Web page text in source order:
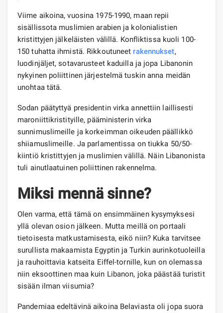
Viime aikoina, vuosina 1975-1990, maan repii
sisällissota muslimien arabien ja kolonialistien
kristittyjen jälkeläisten välillä. Konfliktissa kuoli 100-
150 tuhatta ihmistä. Rikkoutuneet rakennukset,
luodinjäljet, sotavarusteet kaduilla ja jopa Libanonin
nykyinen poliittinen järjestelmä tuskin anna meidän
unohtaa tätä.
Sodan päätyttyä presidentin virka annettiin laillisesti
maroniittikristityille, pääministerin virka
sunnimuslimeille ja korkeimman oikeuden päällikkö
shiiamuslimeille. Ja parlamentissa on tiukka 50/50-
kiintiö kristittyjen ja muslimien välillä. Näin Libanonista
tuli ainutlaatuinen poliittinen rakennelma.
Miksi mennä sinne?
Olen varma, että tämä on ensimmäinen kysymyksesi
yllä olevan osion jälkeen. Mutta meillä on portaali
tietoisesta matkustamisesta, eikö niin? Kuka tarvitsee
surullista makaamista Egyptin ja Turkin aurinkotuoleilla
ja rauhoittavia katseita Eiffel-tornille, kun on olemassa
niin eksoottinen maa kuin Libanon, joka päästää turistit
sisään ilman viisumia?
Pandemiaa edeltävinä aikoina Belaviasta oli jopa suora